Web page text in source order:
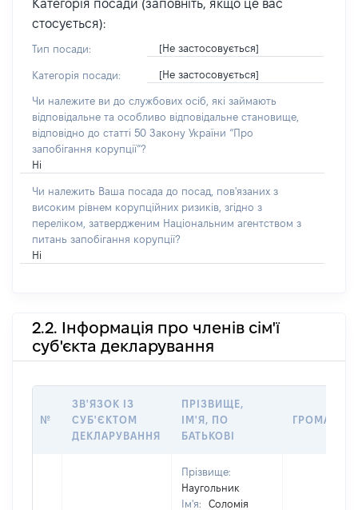
Категорія посади (заповніть, якщо це вас
стосується):
Тип посади: [Не застосовується]
Категорія посади: [Не застосовується]
Чи належите ви до службових осіб, які займають
відповідальне та особливо відповідальне становище,
відповідно до статті 50 Закону України “Про
запобігання корупції”?
Ні
Чи належить Ваша посада до посад, пов'язаних з
високим рівнем корупційних ризиків, згідно з
переліком, затвердженим Національним агентством з
питань запобігання корупції?
Ні
2.2. Інформація про членів сім'ї
суб'єкта декларування
№
ЗВ'ЯЗОК ІЗ
СУБ'ЄКТОМ
ДЕКЛАРУВАННЯ
ПРІЗВИЩЕ,
ІМ'Я, ПО
БАТЬКОВІ
Прізвище:
Наугольник
Ім'я:
Соломія